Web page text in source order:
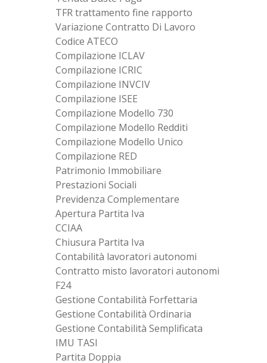
TFR trattamento fine rapporto
Variazione Contratto Di Lavoro
Codice ATECO
Compilazione ICLAV
Compilazione ICRIC
Compilazione INVCIV
Compilazione ISEE
Compilazione Modello 730
Compilazione Modello Redditi
Compilazione Modello Unico
Compilazione RED
Patrimonio Immobiliare
Prestazioni Sociali
Previdenza Complementare
Apertura Partita Iva
CCIAA
Chiusura Partita Iva
Contabilità lavoratori autonomi
Contratto misto lavoratori autonomi
F24
Gestione Contabilità Forfettaria
Gestione Contabilità Ordinaria
Gestione Contabilità Semplificata
IMU TASI
Partita Doppia